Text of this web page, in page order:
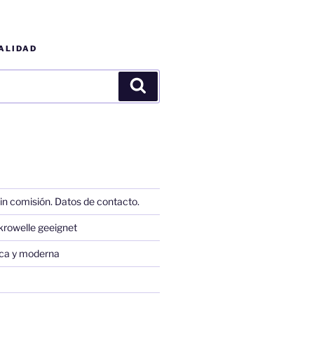
comisión. Datos de contacto.
geeignet
y moderna